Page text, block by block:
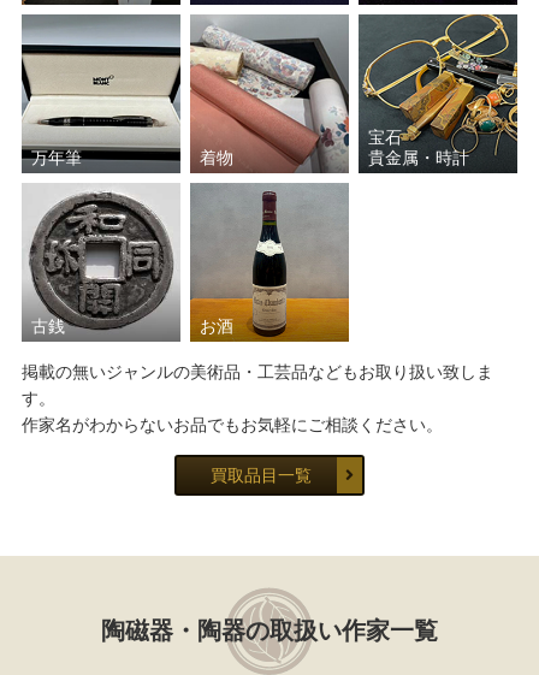
万年筆 着物
宝石
貴金属・時計
古銭 お酒
掲載の無いジャンルの美術品・工芸品などもお取り扱い致しま
す。
作家名がわからないお品でもお気軽にご相談ください。
買取品目一覧
陶磁器・陶器の取扱い作家一覧